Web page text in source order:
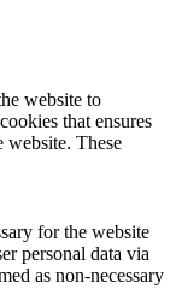
website to
that ensures
website. These
for the website
personal data via
as non-necessary